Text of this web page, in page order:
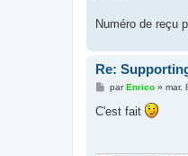
Numéro de reçu
Re:
M
s
s
parEnrico» mar.
C'est fait